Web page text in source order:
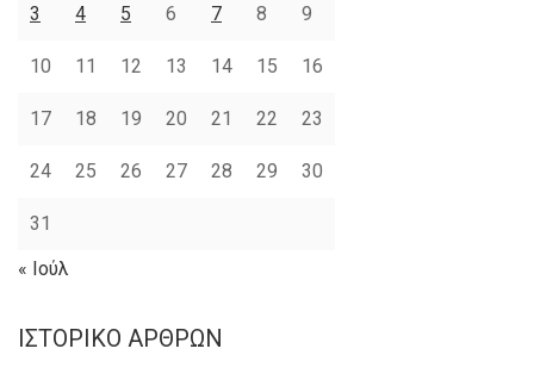
3 4 5 6 7 8 9
10 11 12 13 14 15 16
17 18 19 20 21 22 23
24 25 26 27 28 29 30
31
« Ιούλ
ΙΣΤΟΡΙΚΌ ΆΡΘΡΩΝ